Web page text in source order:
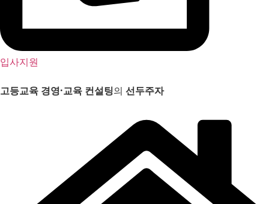
입사지원
고등교육 경영·교육 컨설팅의 선두주자